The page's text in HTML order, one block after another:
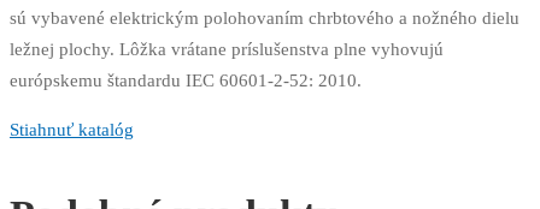
sú vybavené elektrickým polohovaním chrbtového a nožného dielu
ležnej plochy. Lôžka vrátane príslušenstva plne vyhovujú
európskemu štandardu IEC 60601-2-52: 2010.
Stiahnuť katalóg